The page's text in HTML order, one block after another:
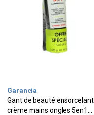
Garancia
Gant de beauté ensorcelant
crème mains ongles 5en1…